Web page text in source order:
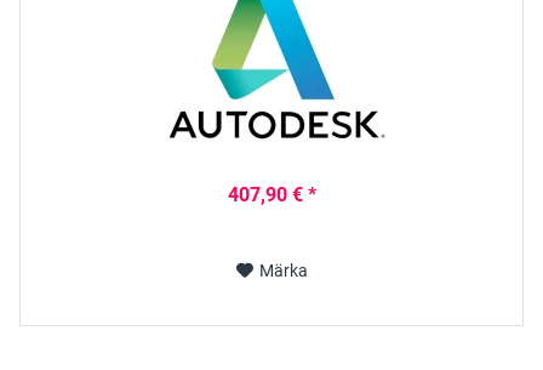
407,90 € *
Märka